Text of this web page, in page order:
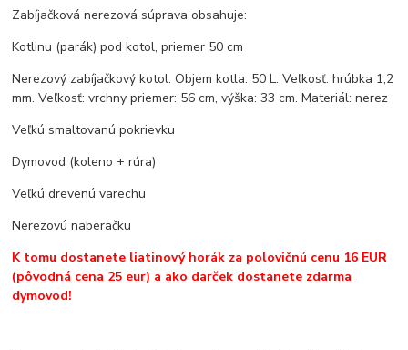
Zabíjačková nerezová súprava obsahuje:
Kotlinu (parák) pod kotol, priemer 50 cm
Nerezový zabíjačkový kotol. Objem kotla: 50 L. Veľkosť: hrúbka 1,2
mm. Veľkosť: vrchny priemer: 56 cm, výška: 33 cm. Materiál: nerez
Veľkú smaltovanú pokrievku
Dymovod (koleno + rúra)
Veľkú drevenú varechu
Nerezovú naberačku
K tomu dostanete liatinový horák za polovičnú cenu 16 EUR
(pôvodná cena 25 eur) a ako darček dostanete zdarma
dymovod!